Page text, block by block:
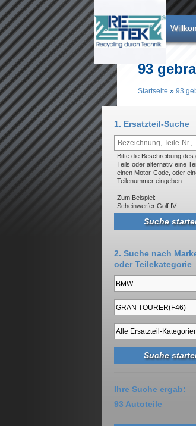
Direkt zum Inhalt
93
Startseite » 93
1. Ersatzteil-Suche
Bitte die Beschreibung des
Teils oder alternativ eine
einen Motor-Code, oder
Teilenummer eingeben.
Zum Beispiel:
Scheinwerfer Golf IV
2. Suche nach
oder Teilekategorie
Ihre Suche ergab:
93 Autoteile